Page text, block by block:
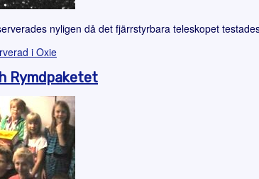
nyligen då det fjärrstyrbara teleskopet
i Oxie
Rymdpaketet